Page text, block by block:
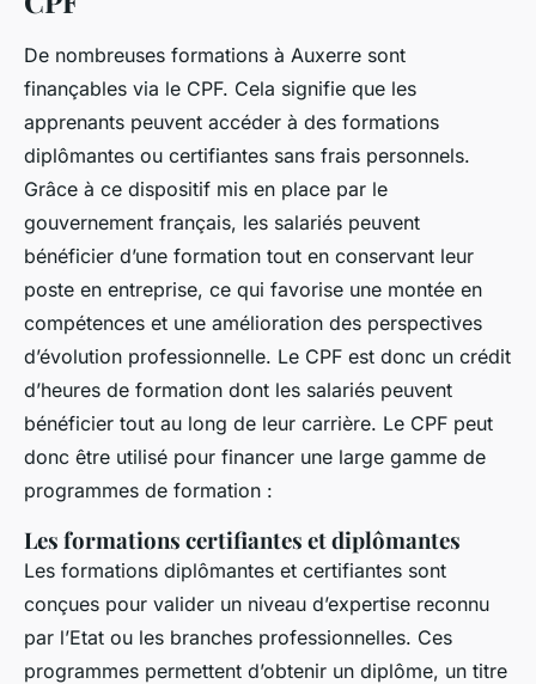
De nombreuses formations à Auxerre sont
finançables via le CPF. Cela signifie que les
apprenants peuvent accéder à des formations
diplômantes ou certifiantes sans frais personnels.
Grâce à ce dispositif mis en place par le
gouvernement français, les salariés peuvent
bénéficier d’une formation tout en conservant leur
poste en entreprise, ce qui favorise une montée en
compétences et une amélioration des perspectives
d’évolution professionnelle. Le CPF est donc un crédit
d’heures de formation dont les salariés peuvent
bénéficier tout au long de leur carrière. Le CPF peut
donc être utilisé pour financer une large gamme de
programmes de formation :
Les formations certifiantes et diplômantes
Les formations diplômantes et certifiantes sont
conçues pour valider un niveau d’expertise reconnu
par l’Etat ou les branches professionnelles. Ces
programmes permettent d’obtenir un diplôme, un titre